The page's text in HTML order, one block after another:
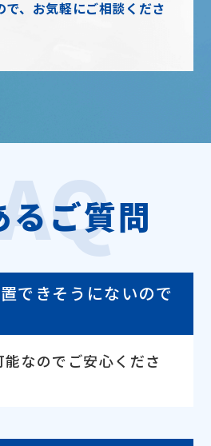
で、お気軽にご相談くださ
るご質問
できそうにないので
なのでご安心くださ